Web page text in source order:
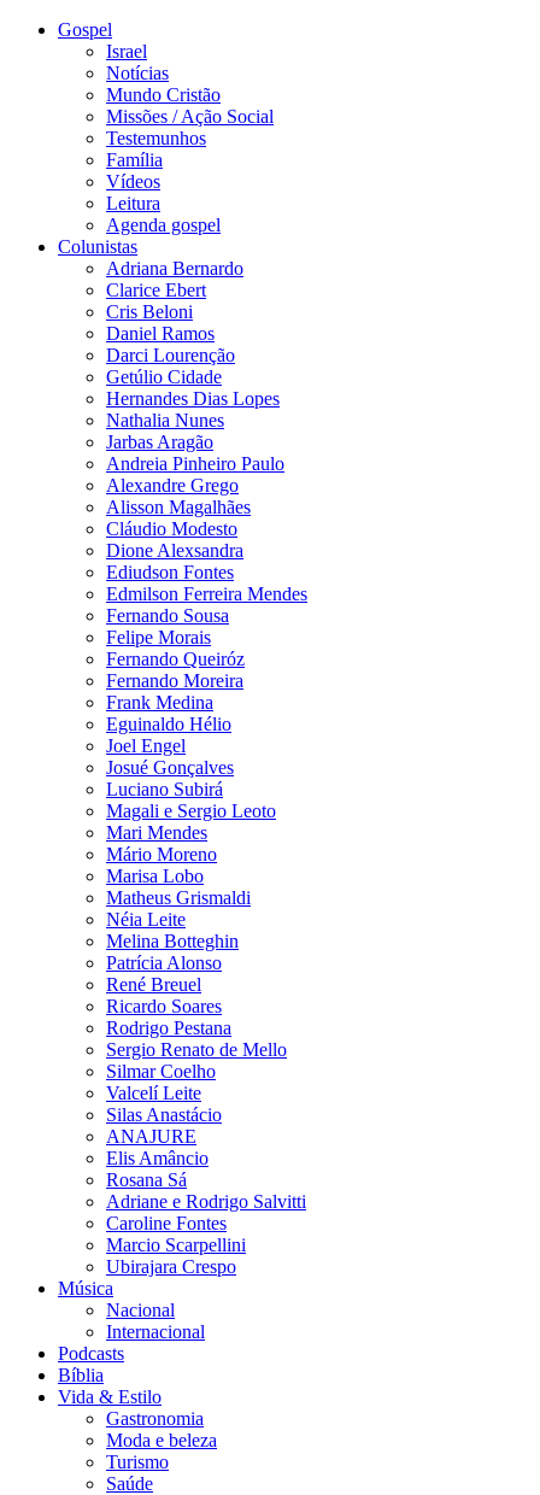
Gospel
Israel
Notícias
Mundo Cristão
Missões / Ação Social
Testemunhos
Família
Vídeos
Leitura
Agenda gospel
Colunistas
Adriana Bernardo
Clarice Ebert
Cris Beloni
Daniel Ramos
Darci Lourenção
Getúlio Cidade
Hernandes Dias Lopes
Nathalia Nunes
Jarbas Aragão
Andreia Pinheiro Paulo
Alexandre Grego
Alisson Magalhães
Cláudio Modesto
Dione Alexsandra
Ediudson Fontes
Edmilson Ferreira Mendes
Fernando Sousa
Felipe Morais
Fernando Queiróz
Fernando Moreira
Frank Medina
Eguinaldo Hélio
Joel Engel
Josué Gonçalves
Luciano Subirá
Magali e Sergio Leoto
Mari Mendes
Mário Moreno
Marisa Lobo
Matheus Grismaldi
Néia Leite
Melina Botteghin
Patrícia Alonso
René Breuel
Ricardo Soares
Rodrigo Pestana
Sergio Renato de Mello
Silmar Coelho
Valcelí Leite
Silas Anastácio
ANAJURE
Elis Amâncio
Rosana Sá
Adriane e Rodrigo Salvitti
Caroline Fontes
Marcio Scarpellini
Ubirajara Crespo
Música
Nacional
Internacional
Podcasts
Bíblia
Vida & Estilo
Gastronomia
Moda e beleza
Turismo
Saúde